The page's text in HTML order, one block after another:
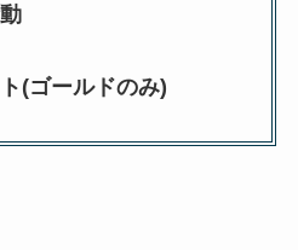
(ゴールドのみ)